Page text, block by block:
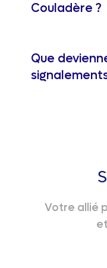
Couladère ?
Que
Votre allié